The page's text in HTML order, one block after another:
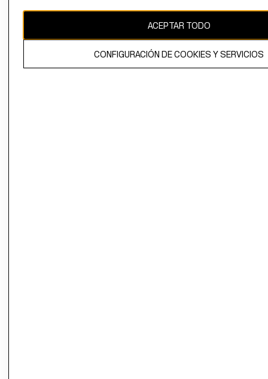
Chile ($)
ACEPTAR TODO
CONFIGURACIÓN DE COOKIES Y SERVICIOS